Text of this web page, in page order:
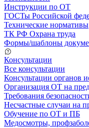
Инструкции по ОТ
ГОСТы Российской
Технические нормативы
ТК РФ Охрана труда
Формы/шаблоны
Консультации
Все консультации
Консультации органов
Организация ОТ на
Требования
Несчастные случаи на
Обучение по ОТ и ПБ
Медосмотры,